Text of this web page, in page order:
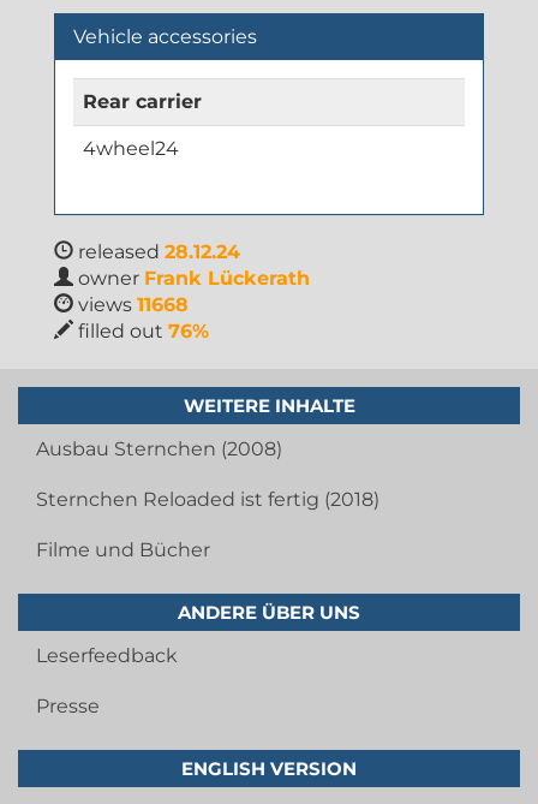
Vehicle accessories
Rear carrier
4wheel24
released 28.12.24
owner Frank Lückerath
views 11668
filled out 76%
WEITERE INHALTE
Ausbau Sternchen (2008)
Sternchen Reloaded ist fertig (2018)
Filme und Bücher
ANDERE ÜBER UNS
Leserfeedback
Presse
ENGLISH VERSION